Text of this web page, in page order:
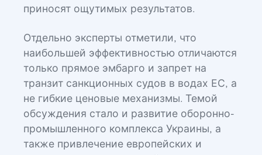
приносят ощутимых результатов.
Отдельно эксперты отметили, что
наибольшей эффективностью отличаются
только прямое эмбарго и запрет на
транзит санкционных судов в водах ЕС, а
не гибкие ценовые механизмы. Темой
обсуждения стало и развитие оборонно-
промышленного комплекса Украины, а
также привлечение европейских и